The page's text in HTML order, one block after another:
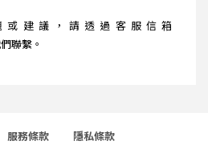
建議，請透過客服信箱
聯繫。
服務條款 隱私條款